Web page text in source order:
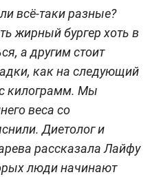
всё-таки разные?
жирный бургер хоть в
а другим стоит
как на следующий
килограмм. Мы
веса со
Диетолог и
рассказала Лайфу
люди начинают